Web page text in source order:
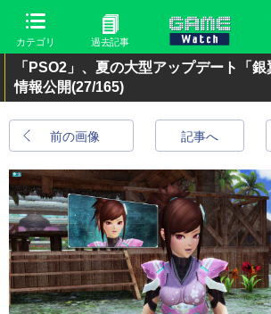
カテゴリ 過去記事
「PSO2」、夏の大型アップデート「
情報公開(27/165)
前の画像 記事へ